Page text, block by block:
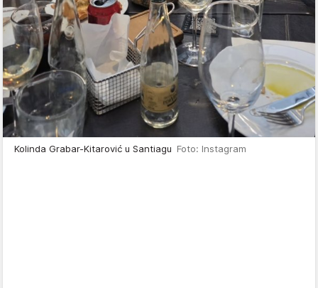
Kolinda Grabar-Kitarović u Santiagu Foto: Instagram